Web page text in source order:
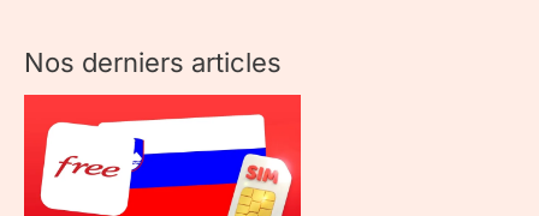
Nos derniers articles